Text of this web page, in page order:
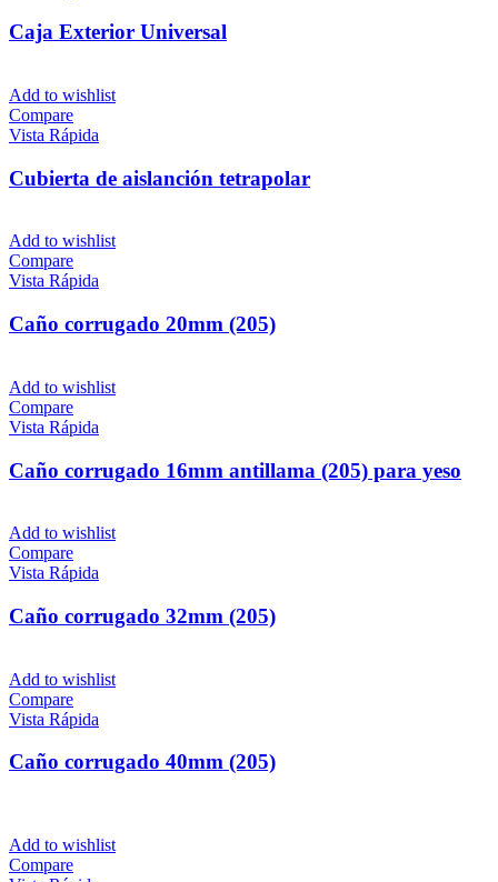
Caja Exterior Universal
Add to wishlist
Compare
Vista Rápida
Cubierta de aislanción tetrapolar
Add to wishlist
Compare
Vista Rápida
Caño corrugado 20mm (205)
Add to wishlist
Compare
Vista Rápida
Caño corrugado 16mm antillama (205) para yeso
Add to wishlist
Compare
Vista Rápida
Caño corrugado 32mm (205)
Add to wishlist
Compare
Vista Rápida
Caño corrugado 40mm (205)
Add to wishlist
Compare